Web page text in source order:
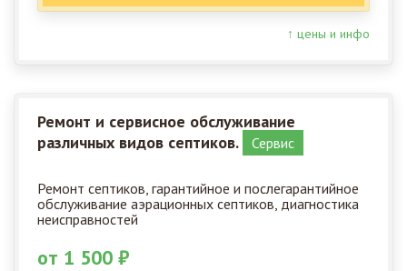
↑ цены и инфо
Ремонт и сервисное обслуживание
различных видов септиков.
Сервис
Ремонт септиков, гарантийное и послегарантийное
обслуживание аэрационных септиков, диагностика
неисправностей
от 1 500 ₽